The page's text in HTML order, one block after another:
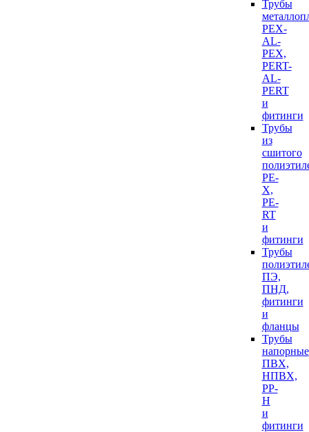
Трубы
PEX-
AL-
PEX,
PERT-
AL-
PERT
и
фитинги
Трубы
из
сшитого
PE-
X,
PE-
RT
и
фитинги
Трубы
ПЭ,
ПНД,
фитинги
и
фланцы
Трубы
напорные
ПВХ,
НПВХ,
PP-
H
и
фитинги